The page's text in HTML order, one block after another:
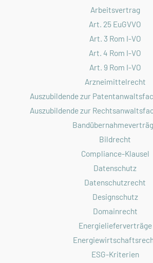
Arbeitsvertrag
Art. 25 EuGVVO
Art. 3 Rom I-VO
Art. 4 Rom I-VO
Art. 9 Rom I-VO
Arzneimittelrecht
Auszubildende zur
Auszubildende zur
Bildrecht
Compliance-Klausel
Datenschutz
Datenschutzrecht
Designschutz
Domainrecht
Energielieferverträge
ESG-Kriterien